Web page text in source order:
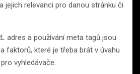
jejich relevanci pro danou stránku či
adres a používání meta tagů jsou
faktorů, které je třeba brát v úvahu
vyhledávače.